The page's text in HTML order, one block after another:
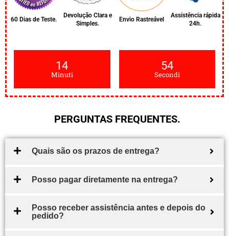
60 Dias de Teste.
Devolução Clara e
Simples.
Envio Rastreável
Assistência rápida
24h.
14
Minuti
53
Secondi
PERGUNTAS FREQUENTES.
Quais são os prazos de entrega?
Posso pagar diretamente na entrega?
Posso receber assistência antes e depois do
pedido?